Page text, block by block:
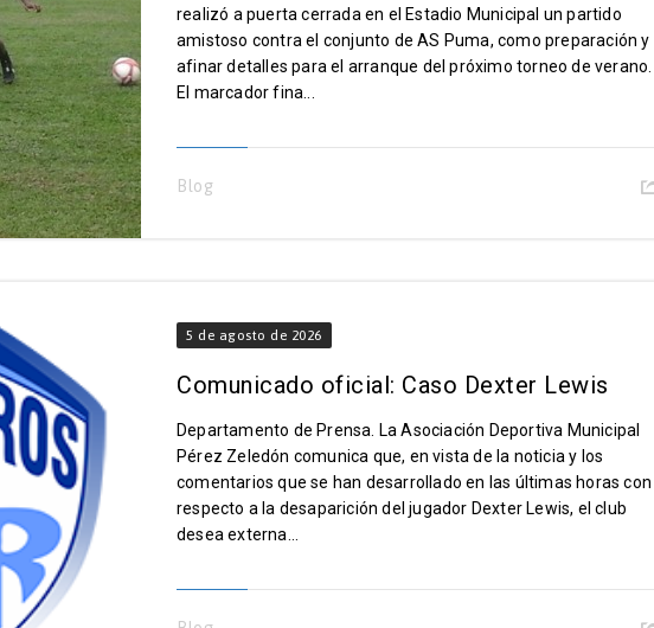
realizó a puerta cerrada en el Estadio Municipal un partido
amistoso contra el conjunto de AS Puma, como preparación y
afinar detalles para el arranque del próximo torneo de verano.
El marcador fina...
Blog
5 de agosto de 2026
Comunicado oficial: Caso Dexter Lewis
Departamento de Prensa. La Asociación Deportiva Municipal
Pérez Zeledón comunica que, en vista de la noticia y los
comentarios que se han desarrollado en las últimas horas con
respecto a la desaparición del jugador Dexter Lewis, el club
desea externa...